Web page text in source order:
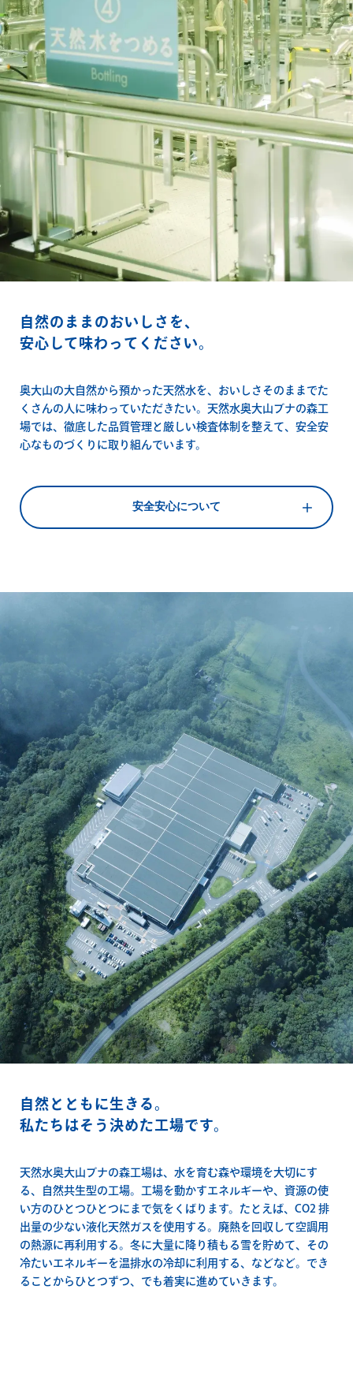
自然のままのおいしさを、
安心して味わってください。
奥大山の大自然から預かった天然水を、おいしさそのままでた
くさんの人に味わっていただきたい。天然水奥大山ブナの森工
場では、徹底した品質管理と厳しい検査体制を整えて、安全安
心なものづくりに取り組んでいます。
安全安心について
自然とともに生きる。
私たちはそう決めた工場です。
天然水奥大山ブナの森工場は、水を育む森や環境を大切にす
る、自然共生型の工場。工場を動かすエネルギーや、資源の使
い方のひとつひとつにまで気をくばります。たとえば、CO2 排
出量の少ない液化天然ガスを使用する。廃熱を回収して空調用
の熱源に再利用する。冬に大量に降り積もる雪を貯めて、その
冷たいエネルギーを温排水の冷却に利用する、などなど。でき
ることからひとつずつ、でも着実に進めていきます。